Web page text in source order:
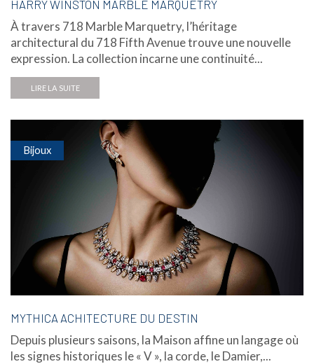
HARRY WINSTON MARBLE MARQUETRY
À travers 718 Marble Marquetry, l’héritage
architectural du 718 Fifth Avenue trouve une nouvelle
expression. La collection incarne une continuité...
LIRE LA SUITE
Bijoux
MYTHICA ACHITECTURE DU DESTIN
Depuis plusieurs saisons, la Maison affine un langage où
les signes historiques le « V », la corde, le Damier,...